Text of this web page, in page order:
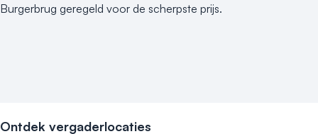
Burgerbrug geregeld voor de scherpste prijs.
Ontdek vergaderlocaties